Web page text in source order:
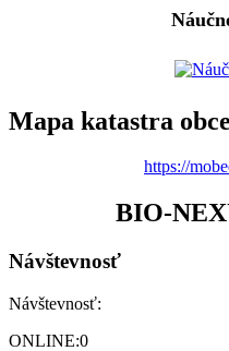
Mapa katastra obce
https://
BIO-
Návštevnosť
Návštevnosť:
ONLINE:0